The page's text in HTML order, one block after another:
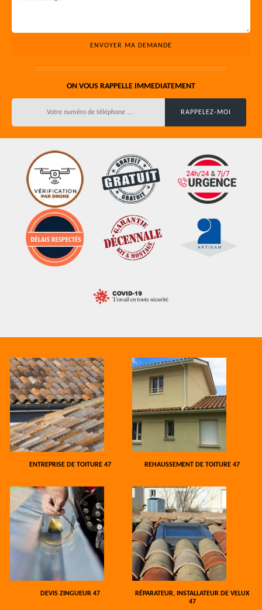
ON VOUS RAPPELLE IMMEDIATEMENT
ENTREPRISE DE TOITURE 47 REHAUSSEMENT DE TOITURE 47
DEVIS ZINGUEUR 47
RÉPARATEUR, INSTALLATEUR DE VELUX
47